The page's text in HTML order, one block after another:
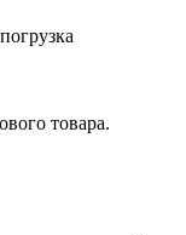
товара.